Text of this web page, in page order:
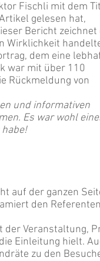
Fischli mit dem
gelesen hat,
Bericht zeichnet
Wirklichkeit
dem eine
war mit über 110
Rückmeldung von
und informativen
Es war wohl
auf der ganzen
den
der Veranstaltung,
Einleitung hielt.
zu den